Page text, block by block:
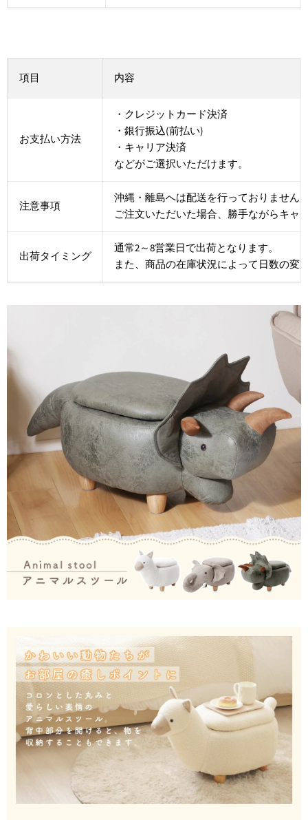
項目 内容
お支払い方法
・クレジットカード決済
・銀行振込(前払い)
・キャリア決済
などがご選択いただけます。
注意事項
沖縄・離島へは配送を行っておりません
ご注文いただいた場合、勝手ながらキャ
出荷タイミング
通常2～8営業日で出荷となります。
また、商品の在庫状況によって日数の変